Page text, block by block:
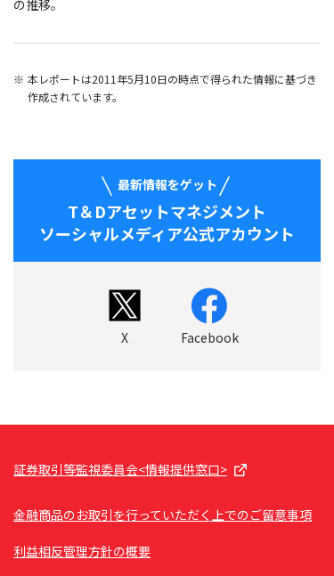
の推移。
本レポートは2011年5月10日の時点で得られた情報に基づき
作成されています。
最新情報をゲット
T＆Dアセットマネジメント
ソーシャルメディア公式アカウント
X Facebook
証券取引等監視委員会<情報提供窓口>
金融商品のお取引を行っていただく上でのご留意事項
利益相反管理方針の概要